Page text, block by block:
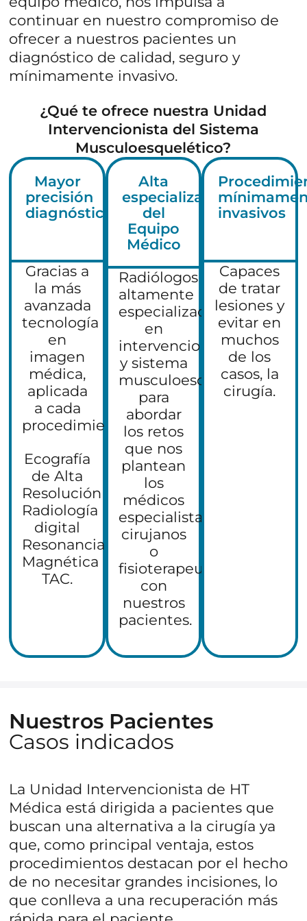
s
p
a
r
e
c
m
a
n
s
p
a
a
r
m
c
n
HORARIO
Lunes a Viernes: 8:00h - 22:00h
HT Médica Gijón
Hospital Ribera Covadonga
C/ Gral. Suárez Valdés, 40.
984 200 402
Email: gijon@htmedica.com
HORARIO
Lunes a viernes: 08:30h - 21:00h
HT Médica Sevilla
Hospital San Juan de Dios
Avda. Eduardo Dato, 42.
continuar en nuestro compromiso de
ofrecer a nuestros pacientes un
diagnóstico de calidad, seguro y
mínimamente invasivo.
¿Qué te ofrece nuestra Unidad
Intervencionista del Sistema
Musculoesquelético?
Mayor
precisión
diagnóstica
Gracias a
la más
avanzada
tecnología
en
imagen
médica,
aplicada
a cada
procedimiento:
Ecografía
de Alta
Resolución
Radiología
digital
Resonancia
Magnética
TAC.
Alta
especialización
del
Equipo
Médico
Radiólogos
altamente
especializados
en
intervencionismo
y sistema
musculoesquelético
para
abordar
los retos
que nos
plantean
los
médicos
especialistas,
cirujanos
o
fisioterapeutas
con
nuestros
pacientes.
invasivos
Capaces
de tratar
lesiones y
evitar en
muchos
de los
casos, la
cirugía.
Nuestros Pacientes
Casos indicados
La Unidad Intervencionista de HT
Médica está dirigida a pacientes que
buscan una alternativa a la cirugía ya
que, como principal ventaja, estos
procedimientos destacan por el hecho
de no necesitar grandes incisiones, lo
que conlleva a una recuperación más